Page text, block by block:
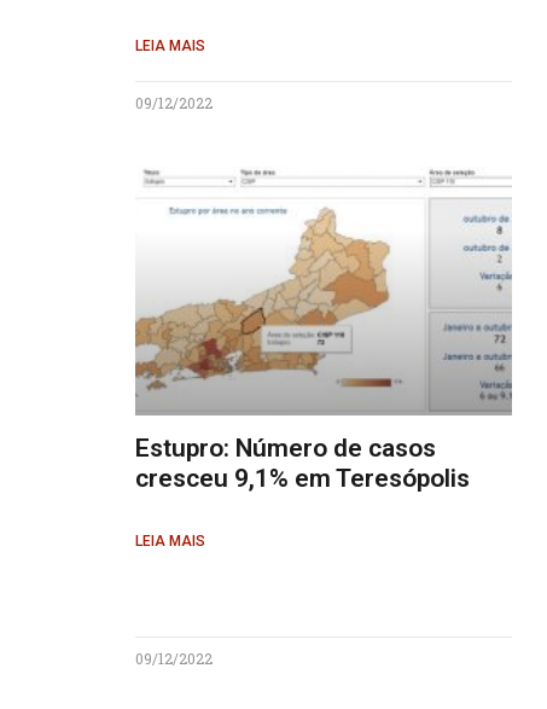
LEIA MAIS
09/12/2022
Estupro: Número de casos
cresceu 9,1% em Teresópolis
LEIA MAIS
09/12/2022